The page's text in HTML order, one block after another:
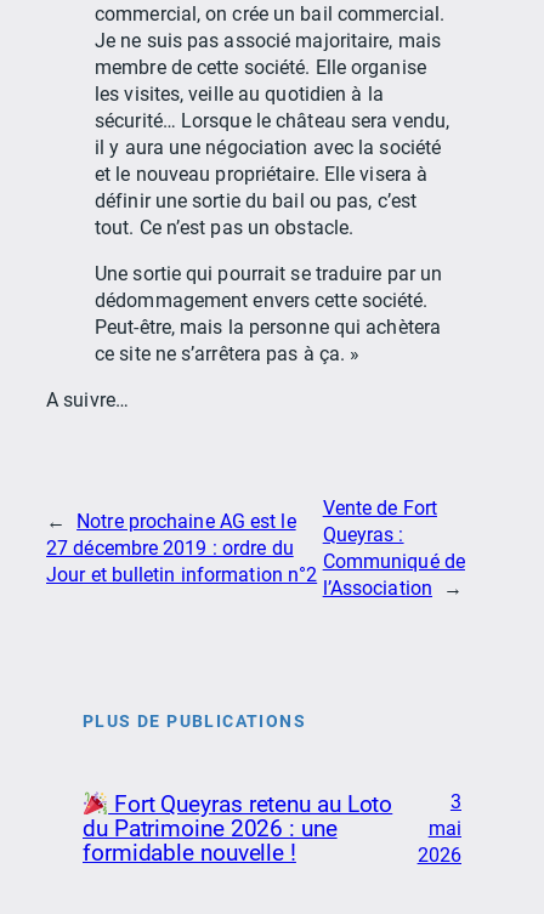
commercial, on crée un bail commercial.
Je ne suis pas associé majoritaire, mais
membre de cette société. Elle organise
les visites, veille au quotidien à la
sécurité… Lorsque le château sera vendu,
il y aura une négociation avec la société
et le nouveau propriétaire. Elle visera à
définir une sortie du bail ou pas, c’est
tout. Ce n’est pas un obstacle.
Une sortie qui pourrait se traduire par un
dédommagement envers cette société.
Peut-être, mais la personne qui achètera
ce site ne s’arrêtera pas à ça. »
A suivre…
←
Notre prochaine AG est le
27 décembre 2019 : ordre du
Jour et bulletin information n°2
Vente de Fort
Queyras :
Communiqué de
l’Association
→
PLUS DE PUBLICATIONS
Fort Queyras retenu au Loto
du Patrimoine 2026 : une
formidable nouvelle !
3
mai
2026